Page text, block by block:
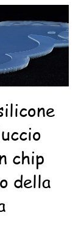
chip
della